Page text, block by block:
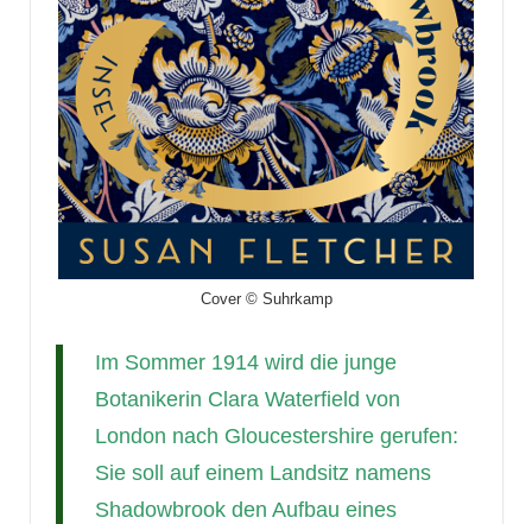
Cover © Suhrkamp
Im Sommer 1914 wird die junge
Botanikerin Clara Waterfield von
London nach Gloucestershire gerufen:
Sie soll auf einem Landsitz namens
Shadowbrook den Aufbau eines